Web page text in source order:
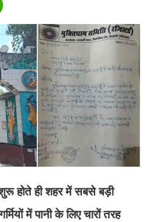
शुरू होते ही शहर में सबसे बड़ी
में पानी के लिए चारों तरह